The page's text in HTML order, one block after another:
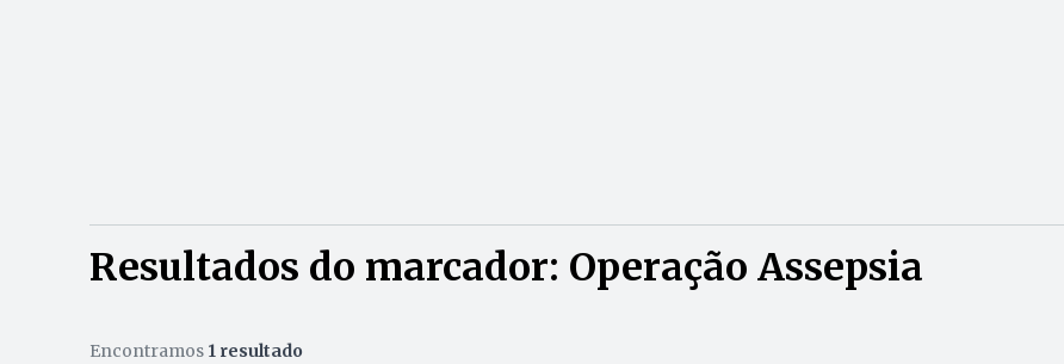
Resultados do marcador: Operação Assepsia
Encontramos 1 resultado